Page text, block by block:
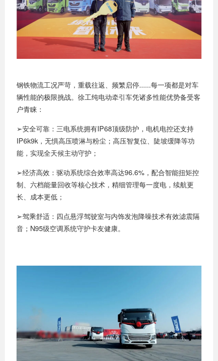
钢铁物流工况严苛，重载往返、频繁启停......每一项都是对车
辆性能的极限挑战。徐工纯电动牵引车凭诸多性能优势备受客
户青睐：
➢安全可靠：三电系统拥有IP68顶级防护，电机电控还支持
IP6k9k，无惧高压喷淋与粉尘；高压智复位、陡坡缓降等功
能，实现全天候主动守护；
➢经济高效：驱动系统综合效率高达96.6%，配合智能扭矩控
制、六档能量回收等核心技术，精细管理每一度电，续航更
长、成本更低；
➢驾乘舒适：四点悬浮驾驶室与内饰发泡降噪技术有效滤震隔
音；N95级空调系统守护卡友健康。